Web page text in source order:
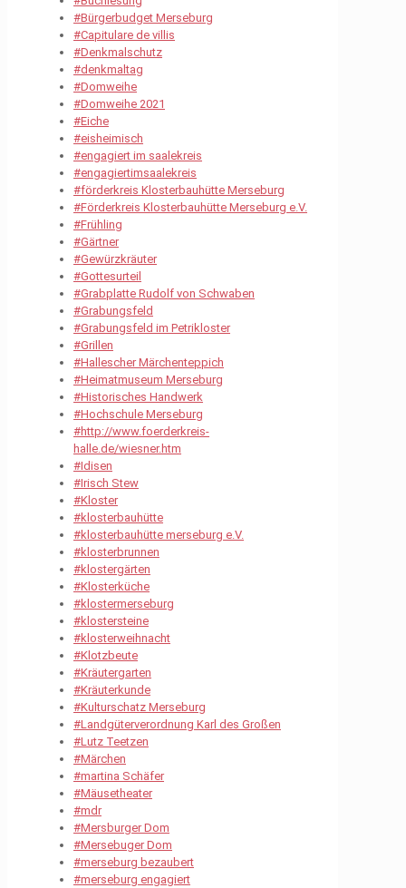
#Bürgerbudget Merseburg
#Capitulare de villis
#Denkmalschutz
#denkmaltag
#Domweihe
#Domweihe 2021
#Eiche
#eisheimisch
#engagiert im saalekreis
#engagiertimsaalekreis
#förderkreis Klosterbauhütte Merseburg
#Förderkreis Klosterbauhütte Merseburg e.V.
#Frühling
#Gärtner
#Gewürzkräuter
#Gottesurteil
#Grabplatte Rudolf von Schwaben
#Grabungsfeld
#Grabungsfeld im Petrikloster
#Grillen
#Hallescher Märchenteppich
#Heimatmuseum Merseburg
#Historisches Handwerk
#Hochschule Merseburg
#http://www.foerderkreis-
halle.de/wiesner.htm
#Idisen
#Irisch Stew
#Kloster
#klosterbauhütte
#klosterbauhütte merseburg e.V.
#klosterbrunnen
#klostergärten
#Klosterküche
#klostermerseburg
#klostersteine
#klosterweihnacht
#Klotzbeute
#Kräutergarten
#Kräuterkunde
#Kulturschatz Merseburg
#Landgüterverordnung Karl des Großen
#Lutz Teetzen
#Märchen
#martina Schäfer
#Mäusetheater
#mdr
#Mersburger Dom
#Mersebuger Dom
#merseburg bezaubert
#merseburg engagiert